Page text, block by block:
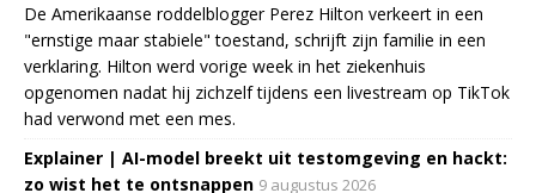
De Amerikaanse roddelblogger Perez Hilton verkeert in een
"ernstige maar stabiele" toestand, schrijft zijn familie in een
verklaring. Hilton werd vorige week in het ziekenhuis
opgenomen nadat hij zichzelf tijdens een livestream op TikTok
had verwond met een mes.
Explainer | AI-model breekt uit testomgeving en hackt:
zo wist het te ontsnappen 9 augustus 2026